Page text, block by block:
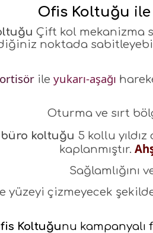
Ofis Koltuğu
Çift kol mekanizma
noktada
ile yukarı-aşağı
Oturma ve sırt
büro koltuğu 5 kollu
kaplanmıştır.
Sağlamlığını
yüzeyi çizmeyecek
Koltuğunu kampanyalı